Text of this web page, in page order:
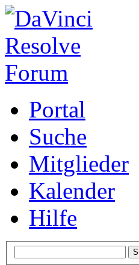
Portal
Suche
Mitglieder
Kalender
Hilfe